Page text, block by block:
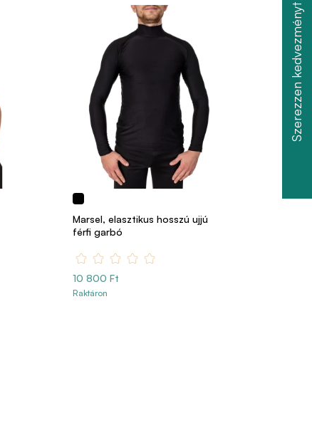
Marsel, elasztikus hosszú ujjú
férfi garbó
10 800 Ft
Raktáron
Szerezzen kedvezményt